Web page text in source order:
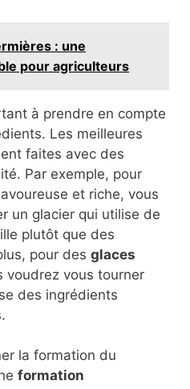
: une
pour agriculteurs
à prendre en compte
Les meilleures
faites avec des
Par exemple, pour
et riche, vous
un glacier qui utilise de
plutôt que des
pour des glaces
voudrez vous tourner
des ingrédients
la formation du
formation